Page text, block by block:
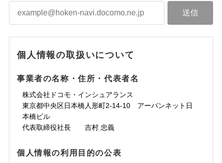
個人情報の取扱いについて
事業者の名称・住所・代表者名
株式会社ドコモ・インシュアランス
東京都中央区日本橋人形町2-14-10 アーバンネット日
本橋ビル
代表取締役社長 吉村 忠義
個人情報の利用目的の公表